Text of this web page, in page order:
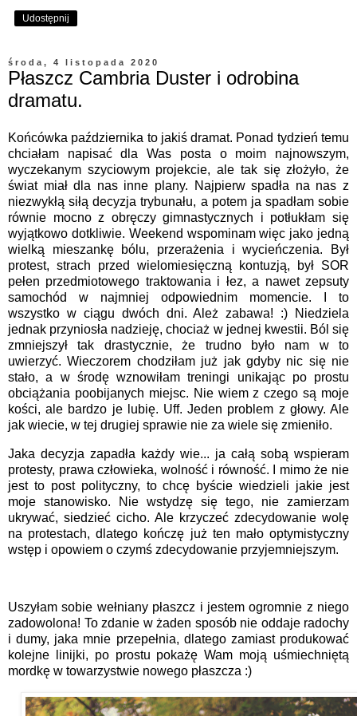
Udostępnij
środa, 4 listopada 2020
Płaszcz Cambria Duster i odrobina
dramatu.
Końcówka października to jakiś dramat. Ponad tydzień temu
chciałam napisać dla Was posta o moim najnowszym,
wyczekanym szyciowym projekcie, ale tak się złożyło, że
świat miał dla nas inne plany. Najpierw spadła na nas z
niezwykłą siłą decyzja trybunału, a potem ja spadłam sobie
równie mocno z obręczy gimnastycznych i potłukłam się
wyjątkowo dotkliwie. Weekend wspominam więc jako jedną
wielką mieszankę bólu, przerażenia i wycieńczenia. Był
protest, strach przed wielomiesięczną kontuzją, był SOR
pełen przedmiotowego traktowania i łez, a nawet zepsuty
samochód w najmniej odpowiednim momencie. I to
wszystko w ciągu dwóch dni. Ależ zabawa! :) Niedziela
jednak przyniosła nadzieję, chociaż w jednej kwestii. Ból się
zmniejszył tak drastycznie, że trudno było nam w to
uwierzyć. Wieczorem chodziłam już jak gdyby nic się nie
stało, a w środę wznowiłam treningi unikając po prostu
obciążania poobijanych miejsc. Nie wiem z czego są moje
kości, ale bardzo je lubię. Uff. Jeden problem z głowy. Ale
jak wiecie, w tej drugiej sprawie nie za wiele się zmieniło.
Jaka decyzja zapadła każdy wie... ja całą sobą wspieram
protesty, prawa człowieka, wolność i równość. I mimo że nie
jest to post polityczny, to chcę byście wiedzieli jakie jest
moje stanowisko. Nie wstydzę się tego, nie zamierzam
ukrywać, siedzieć cicho. Ale krzyczeć zdecydowanie wolę
na protestach, dlatego kończę już ten mało optymistyczny
wstęp i opowiem o czymś zdecydowanie przyjemniejszym.
Uszyłam sobie wełniany płaszcz i jestem ogromnie z niego
zadowolona! To zdanie w żaden sposób nie oddaje radochy
i dumy, jaka mnie przepełnia, dlatego zamiast produkować
kolejne linijki, po prostu pokażę Wam moją uśmiechniętą
mordkę w towarzystwie nowego płaszcza :)